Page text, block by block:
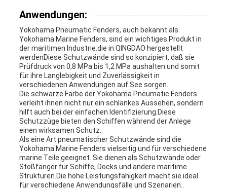
Anwendungen:
Yokohama Pneumatic Fenders, auch bekannt als
Yokohama Marine Fenders, sind ein wichtiges Produkt in
der maritimen Industrie.die in QINGDAO hergestellt
werdenDiese Schutzwände sind so konzipiert, daß sie
Prüfdruck von 0,8 MPa bis 1,2 MPa aushalten und somit
für ihre Langlebigkeit und Zuverlässigkeit in
verschiedenen Anwendungen auf See sorgen.
Die schwarze Farbe der Yokohama Pneumatic Fenders
verleiht ihnen nicht nur ein schlankes Aussehen, sondern
hilft auch bei der einfachen Identifizierung.Diese
Schutzzüge bieten den Schiffen während der Anlege
einen wirksamen Schutz..
Als eine Art pneumatischer Schutzwände sind die
Yokohama Marine Fenders vielseitig und für verschiedene
marine Teile geeignet. Sie dienen als Schutzwände oder
Stoßfänger für Schiffe, Docks und andere maritime
Strukturen.Die hohe Leistungsfähigkeit macht sie ideal
für verschiedene Anwendungsfälle und Szenarien..